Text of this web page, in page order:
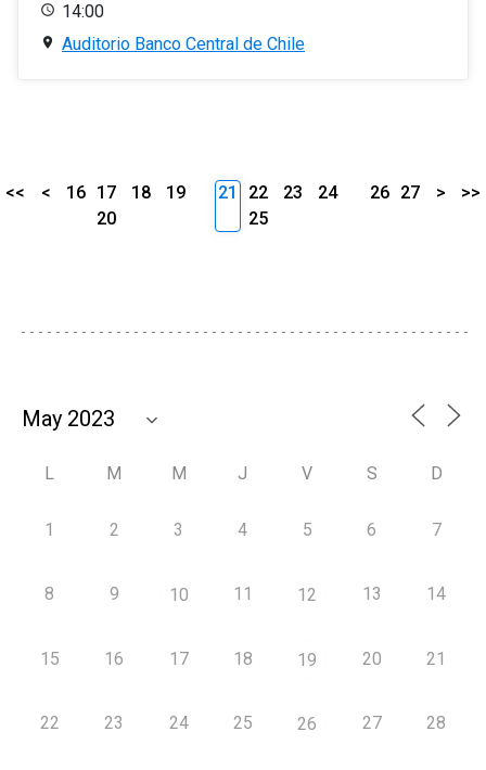
14:00
Auditorio Banco Central de Chile
<< < 16 17 18
19
20
21 22 23
24
25
26 27 > >>
L M M J V S D
1 2 3 4 5 6 7
8 9 10 11 12 13 14
15 16 17 18 19 20 21
22 23 24 25 26 27 28